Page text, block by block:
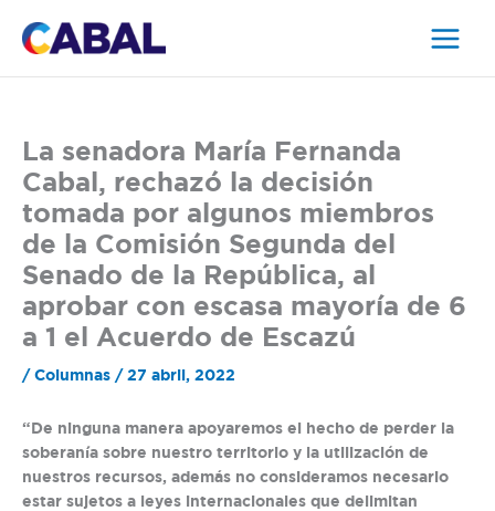
La senadora María Fernanda
Cabal, rechazó la decisión
tomada por algunos miembros
de la Comisión Segunda del
Senado de la República, al
aprobar con escasa mayoría de 6
a 1 el Acuerdo de Escazú
/ Columnas / 27 abril, 2022
“De ninguna manera apoyaremos el hecho de perder la
soberanía sobre nuestro territorio y la utilización de
nuestros recursos, además no consideramos necesario
estar sujetos a leyes internacionales que delimitan